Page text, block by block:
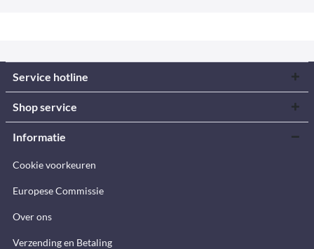
Service hotline
Shop service
Informatie
Cookie voorkeuren
Europese Commissie
Over ons
Verzending en Betaling